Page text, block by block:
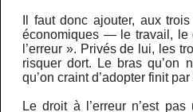
Il faut donc ajouter, aux
économiques — le travail, le
l’erreur ». Privés de lui, les
risquer dort. Le bras qu’on
qu’on craint d’adopter finit
Le droit à l’erreur n’est